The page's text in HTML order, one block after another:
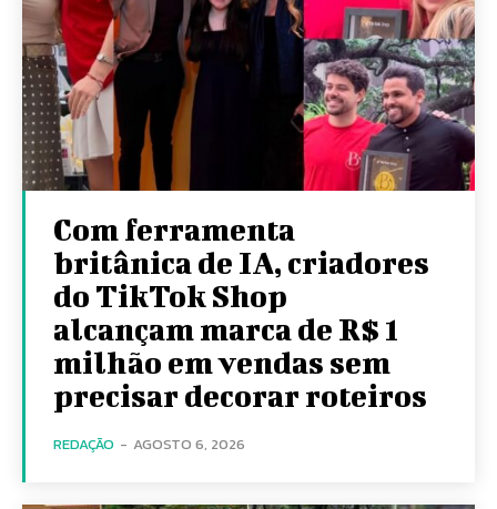
Com ferramenta
britânica de IA, criadores
do TikTok Shop
alcançam marca de R$ 1
milhão em vendas sem
precisar decorar roteiros
REDAÇÃO - AGOSTO 6, 2026